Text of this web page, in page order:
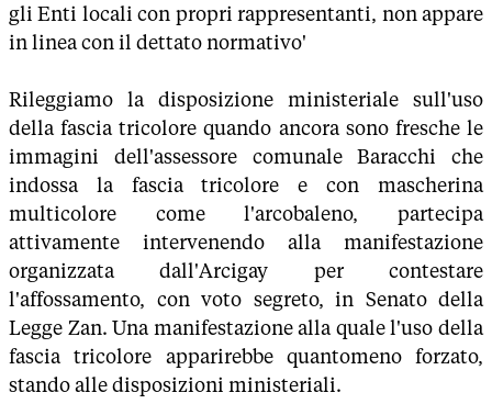
gli Enti locali con propri rappresentanti, non appare
in linea con il dettato normativo'
Rileggiamo la disposizione ministeriale sull'uso
della fascia tricolore quando ancora sono fresche le
immagini dell'assessore comunale Baracchi che
indossa la fascia tricolore e con mascherina
multicolore come l'arcobaleno, partecipa
attivamente intervenendo alla manifestazione
organizzata dall'Arcigay per contestare
l'affossamento, con voto segreto, in Senato della
Legge Zan. Una manifestazione alla quale l'uso della
fascia tricolore apparirebbe quantomeno forzato,
stando alle disposizioni ministeriali.